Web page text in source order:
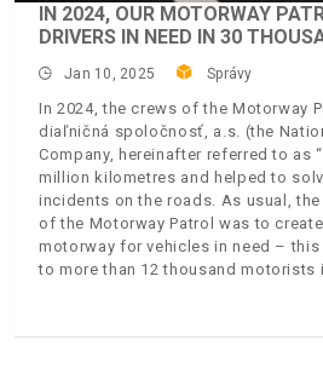
IN 2024, OUR MOTORWAY
DRIVERS IN NEED IN 30
Jan 10, 2025 Správy
In 2024, the crews of the Motorway
diaľničná spoločnosť, a.s. (the
Company, hereinafter referred to as
million kilometres and helped to
incidents on the roads. As usual,
of the Motorway Patrol was to
motorway for vehicles in need –
to more than 12 thousand motorists